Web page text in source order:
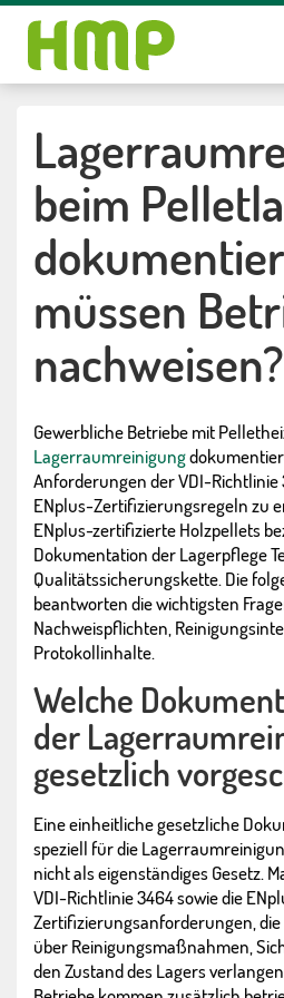
beim
müssen
nachweisen?
Gewerbliche Betriebe mit
Lagerraumreinigung
Anforderungen der VDI-Richtlinie
ENplus-Zertifizierungsregeln zu
ENplus-zertifizierte Holzpellets
Dokumentation der Lagerpflege
Qualitätssicherungskette. Die
beantworten die wichtigsten
Nachweispflichten,
Protokollinhalte.
Welche
der
gesetzlich
Eine einheitliche gesetzliche
speziell für die
nicht als eigenständiges Gesetz.
VDI-Richtlinie 3464 sowie die
Zertifizierungsanforderungen,
über Reinigungsmaßnahmen,
den Zustand des Lagers